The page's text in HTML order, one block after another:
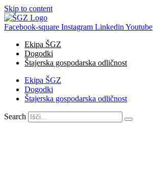
Skip to content
Facebook-square Instagram Linkedin Youtube
Ekipa ŠGZ
Dogodki
Štajerska gospodarska odličnost
Ekipa ŠGZ
Dogodki
Štajerska gospodarska odličnost
Search